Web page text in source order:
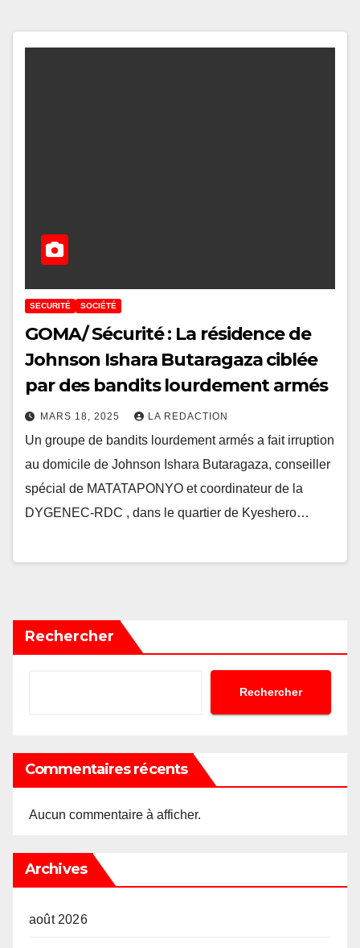
SECURITÉ SOCIÉTÉ
GOMA/ Sécurité : La résidence de
Johnson Ishara Butaragaza ciblée
par des bandits lourdement armés
MARS 18, 2025 LA REDACTION
Un groupe de bandits lourdement armés a fait irruption
au domicile de Johnson Ishara Butaragaza, conseiller
spécial de MATATAPONYO et coordinateur de la
DYGENEC-RDC , dans le quartier de Kyeshero…
Rechercher
Rechercher
Commentaires récents
Aucun commentaire à afficher.
Archives
août 2026